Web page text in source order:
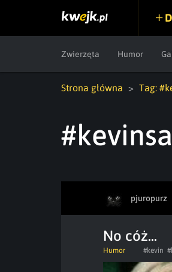
Zwierzęta Humor
Strona główna Tag:
pjuropurz
No cóż...
Humor #kevin